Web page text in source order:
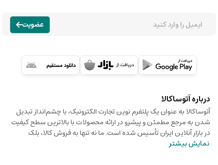
عضویت
درباره آتوساکالا
آتوساکالا به عنوان یک پلتفرم نوین تجارت الکترونیک، با چشم‌انداز تبدیل
شدن به مرجع مطمئن و پیشرو در ارائه محصولات با بالاترین سطح کیفیت
در بازار آنلاین ایران تأسیس شده است. ما نه تنها به فروش کالا، بلک
نمایش بیشتر